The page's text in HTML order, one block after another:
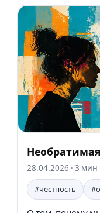
28.04.2026 · 3 мин
#честность